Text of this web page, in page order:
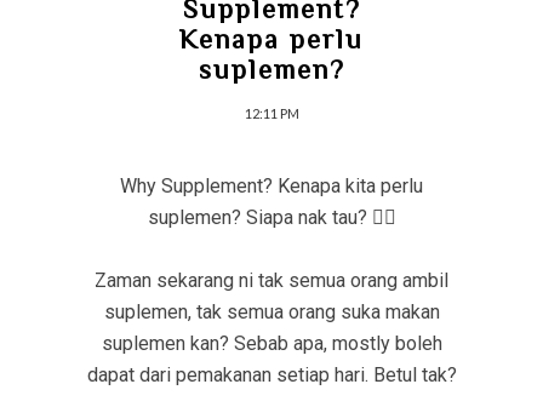
Supplement?
Kenapa perlu
suplemen?
12:11 PM
Why Supplement? Kenapa kita perlu
suplemen? Siapa nak tau? 🙋‍♀️
Zaman sekarang ni tak semua orang ambil
suplemen, tak semua orang suka makan
suplemen kan? Sebab apa, mostly boleh
dapat dari pemakanan setiap hari. Betul tak?